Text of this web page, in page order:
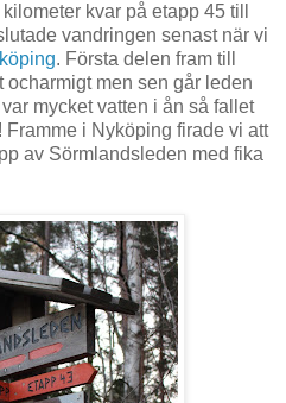
kvar på etapp 45 till
vandringen senast när vi
. Första delen fram till
men sen går leden
mycket vatten i ån så fallet
i Nyköping firade vi att
av Sörmlandsleden med fika